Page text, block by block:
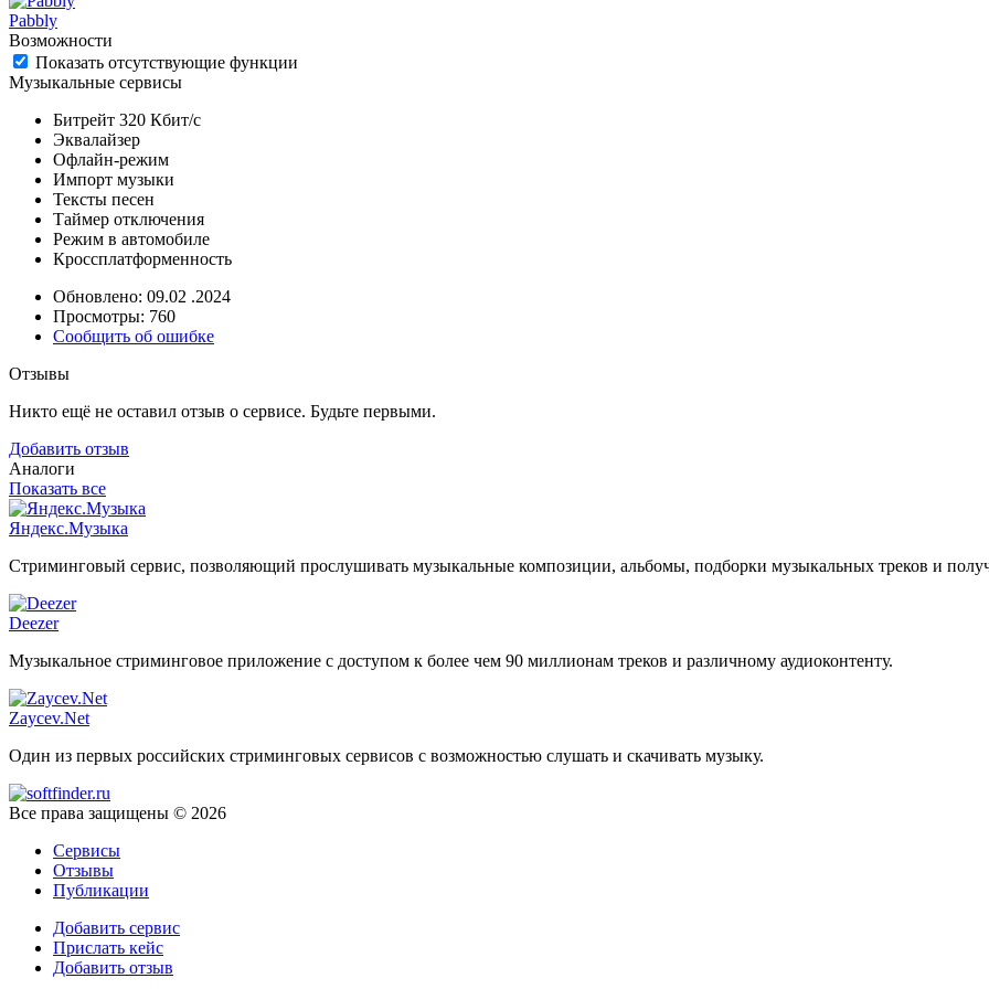
Pabbly
Возможности
Показать отсутствующие функции
Музыкальные сервисы
Битрейт 320 Кбит/с
Эквалайзер
Офлайн-режим
Импорт музыки
Тексты песен
Таймер отключения
Режим в автомобиле
Кроссплатформенность
Обновлено: 09.02 .2024
Просмотры: 760
Сообщить об ошибке
Отзывы
Никто ещё не оставил отзыв о сервисе. Будьте первыми.
Добавить отзыв
Аналоги
Показать все
Яндекс.Музыка
Стриминговый сервис, позволяющий прослушивать музыкальные композиции, альбомы, подборки музыкальных треков и
Deezer
Музыкальное стриминговое приложение с доступом к более чем 90 миллионам треков и различному аудиоконтенту.
Zaycev.Net
Один из первых российских стриминговых сервисов с возможностью слушать и скачивать музыку.
Все права защищены © 2026
Сервисы
Отзывы
Публикации
Добавить сервис
Прислать кейс
Добавить отзыв